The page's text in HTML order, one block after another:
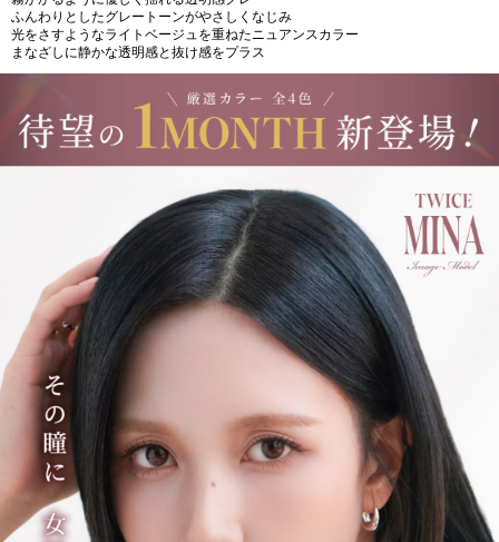
ふんわりとしたグレートーンがやさしくなじみ
光をさすようなライトベージュを重ねたニュアンスカラー
まなざしに静かな透明感と抜け感をプラス